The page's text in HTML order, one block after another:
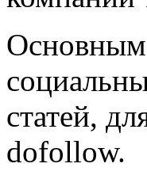
Основным
статей,
dofollow.